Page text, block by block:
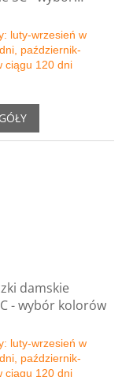
luty-wrzesień w
październik-
ciągu 120 dni
damskie
- wybór kolorów
luty-wrzesień w
październik-
ciągu 120 dni